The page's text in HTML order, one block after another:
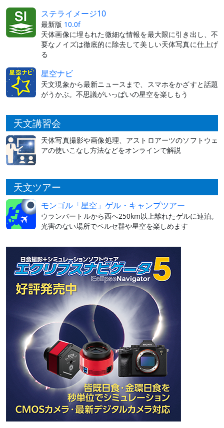
ステライメージ10
最新版 10.0f
天体画像に埋もれた微細な情報を最大限に引き出し、不
要なノイズは徹底的に除去して美しい天体写真に仕上げ
る
星空ナビ
天文現象から最新ニュースまで、スマホをかざすと話題
がうかぶ。不思議がいっぱいの星空を楽しもう
天文講習会
天体写真撮影や画像処理、アストロアーツのソフトウェ
アの使いこなし方法などをオンラインで解説
天文ツアー
モンゴル「星空」ゲル・キャンプツアー
ウランバートルから西へ250km以上離れたゲルに連泊。
光害のない場所でペルセ群や星空を楽しめます